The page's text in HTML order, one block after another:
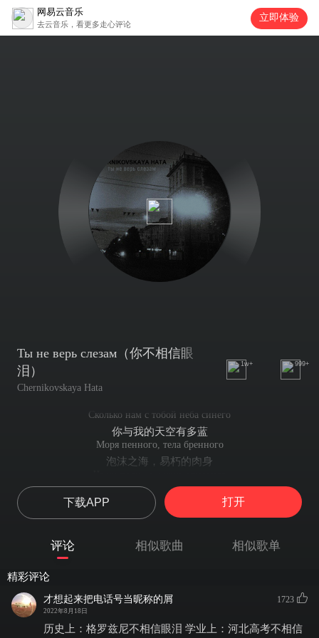
网易云音乐
去云音乐，看更多走心评论
立即体验
Ты не верь слезам（你不相信眼
泪）
Chernikovskaya Hata
1w+ 999+
Сколько нам с тобой неба синего
你与我的天空有多蓝
Моря пенного, тела бренного
泡沫之海，易朽的肉身
我量起满满一杯的生机
Выбирай, выбирай, у реки два берега
选吧，选吧，既然这河有两条岸
这河有两条河岸
У реки два берега
Ты не верь слезам, всё вернётся
下载APP 打开
评论 相似歌曲 相似歌单
精彩评论
才想起来把电话号当昵称的屑
2022年8月18日
1723
历史上：格罗兹尼不相信眼泪 学业上：河北高考不相信